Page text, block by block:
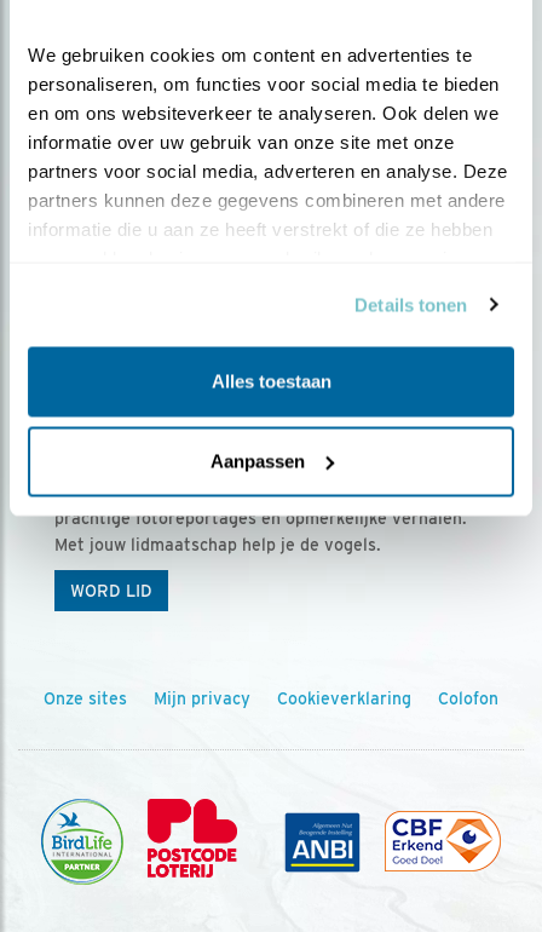
We gebruiken cookies om content en advertenties te
personaliseren, om functies voor social media te bieden
en om ons websiteverkeer te analyseren. Ook delen we
informatie over uw gebruik van onze site met onze
partners voor social media, adverteren en analyse. Deze
partners kunnen deze gegevens combineren met andere
informatie die u aan ze heeft verstrekt of die ze hebben
Details tonen
Alles toestaan
Aanpassen
Ontvang 5 x Vogels voor € 36,00 per jaar
Vogels is het tijdschrift voor onze leden, met
prachtige fotoreportages en opmerkelijke verhalen.
Met jouw lidmaatschap help je de vogels.
WORD LID
Onze sites Mijn privacy Cookieverklaring Colofon